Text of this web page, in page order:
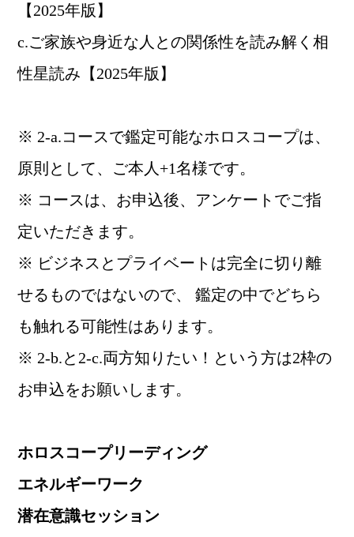
【2025年版】
c.ご家族や身近な人との関係性を読み解く相
性星読み【2025年版】
※ 2-a.コースで鑑定可能なホロスコープは、
原則として、ご本人+1名様です。
※ コースは、お申込後、アンケートでご指
定いただきます。
※ ビジネスとプライベートは完全に切り離
せるものではないので、 鑑定の中でどちら
も触れる可能性はあります。
※ 2-b.と2-c.両方知りたい！という方は2枠の
お申込をお願いします。
ホロスコープリーディング
エネルギーワーク
潜在意識セッション